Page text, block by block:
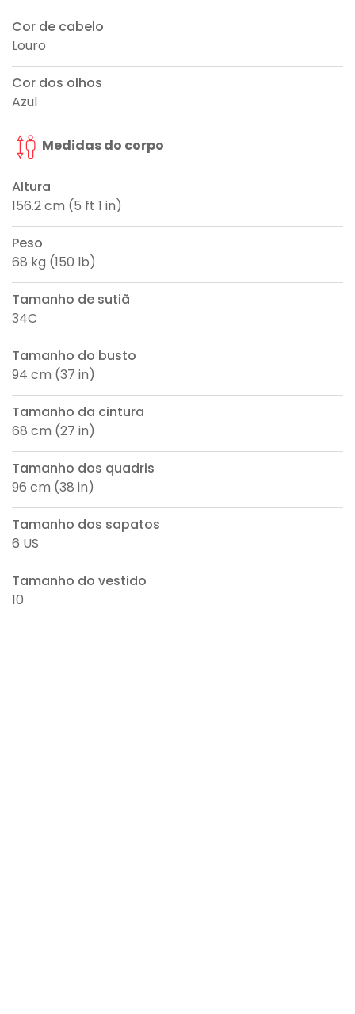
Cor de cabelo
Louro
Cor dos olhos
Azul
Medidas do corpo
Altura
156.2 cm (5 ft 1 in)
Peso
68 kg (150 lb)
Tamanho de sutiã
34C
Tamanho do busto
94 cm (37 in)
Tamanho da cintura
68 cm (27 in)
Tamanho dos quadris
96 cm (38 in)
Tamanho dos sapatos
6 US
Tamanho do vestido
10